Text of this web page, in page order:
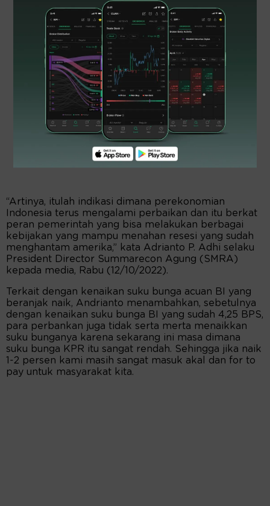
“Artinya, itulah indikasi dimana perekonomian
Indonesia terus mengalami perbaikan dan itu berkat
peran pemerintah yang bisa melakukan berbagai
kebijakan yang mampu menahan resesi yang sudah
menghantam amerika,” kata Adrianto P. Adhi selaku
President Director Summarecon Agung (SMRA)
kepada media, Rabu (12/10/2022).
Terkait dengan kenaikan suku bunga acuan BI yang
beranjak naik, Andrianto menambahkan, sebetulnya
dengan kenaikan suku bunga BI yang sudah 4,25 BPS,
para perbankan juga tidak serta merta menaikkan
suku bunganya karena sekarang ini masa dimana
suku bunga KPR itu sangat rendah. Sehingga jika naik
1-2 persen kami masih sangat masuk akal dan for to
pay untuk masyarakat kita.